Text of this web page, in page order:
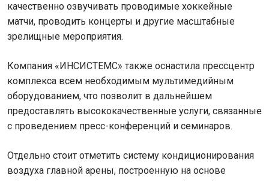
качественно озвучивать проводимые хоккейные
матчи, проводить концерты и другие масштабные
зрелищные мероприятия.
Компания «ИНСИСТЕМС» также оснастила прессцентр
комплекса всем необходимым мультимедийным
оборудованием, что позволит в дальнейшем
предоставлять высококачественные услуги, связанные
с проведением пресс-конференций и семинаров.
Отдельно стоит отметить систему кондиционирования
воздуха главной арены, построенную на основе